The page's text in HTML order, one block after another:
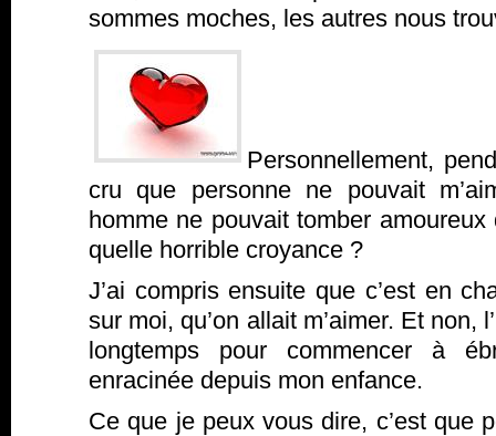
sommes moches, les autres nous
Personnellement,
cru que personne ne pouvait
homme ne pouvait tomber
quelle horrible croyance ?
J’ai compris ensuite que c’est en
sur moi, qu’on allait m’aimer. Et non,
longtemps pour commencer à
enracinée depuis mon enfance.
Ce que je peux vous dire, c’est que